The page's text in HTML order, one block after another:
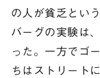
の人が貧乏とい
バーグの実験は
った。一方でゴ
ちはストリート